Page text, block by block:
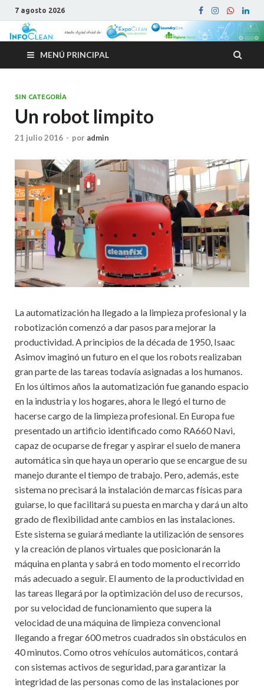
7 agosto 2026
MENÚ PRINCIPAL
SIN CATEGORÍA
Un robot limpito
21 julio 2016 - por admin
La automatización ha llegado a la limpieza profesional y la
robotización comenzó a dar pasos para mejorar la
productividad. A principios de la década de 1950, Isaac
Asimov imaginó un futuro en el que los robots realizaban
gran parte de las tareas todavía asignadas a los humanos.
En los últimos años la automatización fue ganando espacio
en la industria y los hogares, ahora le llegó el turno de
hacerse cargo de la limpieza profesional. En Europa fue
presentado un artificio identificado como RA660 Navi,
capaz de ocuparse de fregar y aspirar el suelo de manera
automática sin que haya un operario que se encargue de su
manejo durante el tiempo de trabajo. Pero, además, este
sistema no precisará la instalación de marcas físicas para
guiarse, lo que facilitará su puesta en marcha y dará un alto
grado de flexibilidad ante cambios en las instalaciones.
Este sistema se guiará mediante la utilización de sensores
y la creación de planos virtuales que posicionarán la
máquina en planta y sabrá en todo momento el recorrido
más adecuado a seguir. El aumento de la productividad en
las tareas llegará por la optimización del uso de recursos,
por su velocidad de funcionamiento que supera la
velocidad de una máquina de limpieza convencional
llegando a fregar 600 metros cuadrados sin obstáculos en
40 minutos. Como otros vehículos automáticos, contará
con sistemas activos de seguridad, para garantizar la
integridad de las personas como de las instalaciones por